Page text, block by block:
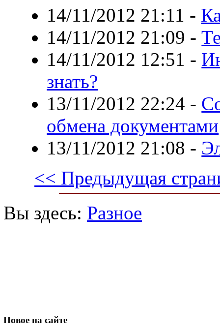
14/11/2012 21:11 -
14/11/2012 21:09 -
14/11/2012 12:51 -
знать?
13/11/2012 22:24 -
обмена документами
13/11/2012 21:08 -
<< Предыдущая
Вы здесь: Разное
Новое на сайте